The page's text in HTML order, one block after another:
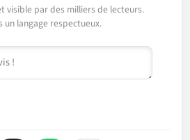
visible par des milliers de lecteurs.
un langage respectueux.